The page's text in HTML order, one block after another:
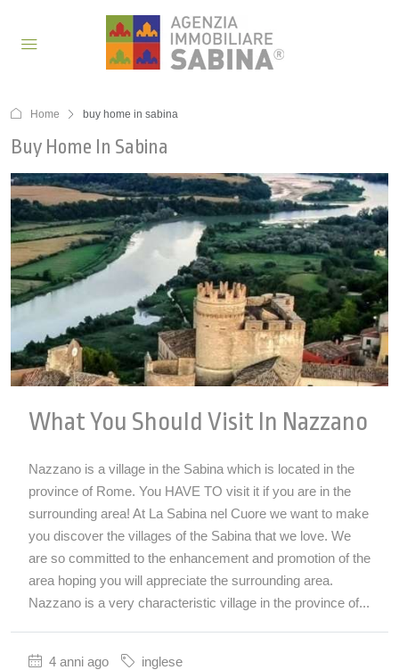
Home buy home in sabina
Buy Home In Sabina
What You Should Visit In Nazzano
Nazzano is a village in the Sabina which is located in the
province of Rome. You HAVE TO visit it if you are in the
surrounding area! At La Sabina nel Cuore we want to make
you discover the villages of the Sabina that we love. We
are so committed to the enhancement and promotion of the
area hoping you will appreciate the surrounding area.
Nazzano is a very characteristic village in the province of...
4 anni ago inglese